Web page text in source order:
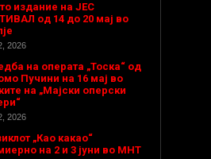
издание на ЈЕС
од 14 до 20 мај во
2026
на операта „Тоска“ од
Пучини на 16 мај во
на „Мајски оперски
2026
„Као какао“
на 2 и 3 јуни во МНТ